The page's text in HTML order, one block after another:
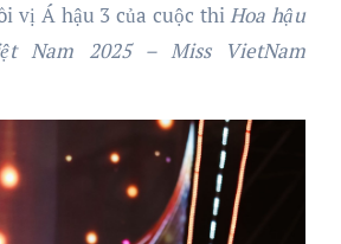
vị Á hậu 3 của cuộc thiHoa hậu
Nam 2025 – Miss VietNam